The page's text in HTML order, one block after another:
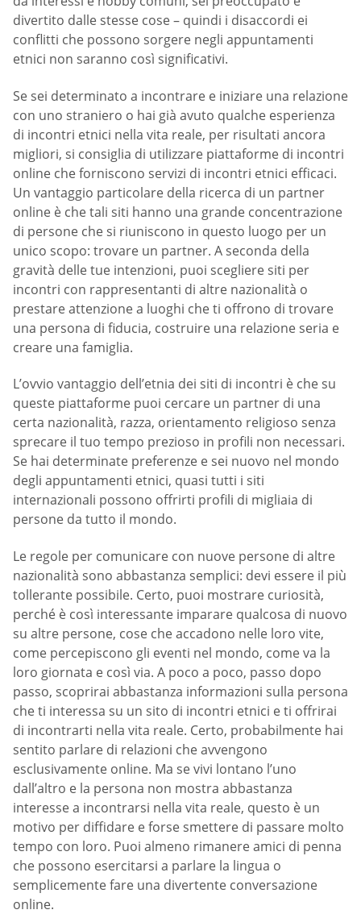
divertito dalle stesse cose – quindi i disaccordi ei
conflitti che possono sorgere negli appuntamenti
etnici non saranno così significativi.
Se sei determinato a incontrare e iniziare una relazione
con uno straniero o hai già avuto qualche esperienza
di incontri etnici nella vita reale, per risultati ancora
migliori, si consiglia di utilizzare piattaforme di incontri
online che forniscono servizi di incontri etnici efficaci.
Un vantaggio particolare della ricerca di un partner
online è che tali siti hanno una grande concentrazione
di persone che si riuniscono in questo luogo per un
unico scopo: trovare un partner. A seconda della
gravità delle tue intenzioni, puoi scegliere siti per
incontri con rappresentanti di altre nazionalità o
prestare attenzione a luoghi che ti offrono di trovare
una persona di fiducia, costruire una relazione seria e
creare una famiglia.
L’ovvio vantaggio dell’etnia dei siti di incontri è che su
queste piattaforme puoi cercare un partner di una
certa nazionalità, razza, orientamento religioso senza
sprecare il tuo tempo prezioso in profili non necessari.
Se hai determinate preferenze e sei nuovo nel mondo
degli appuntamenti etnici, quasi tutti i siti
internazionali possono offrirti profili di migliaia di
persone da tutto il mondo.
Le regole per comunicare con nuove persone di altre
nazionalità sono abbastanza semplici: devi essere il più
tollerante possibile. Certo, puoi mostrare curiosità,
perché è così interessante imparare qualcosa di nuovo
su altre persone, cose che accadono nelle loro vite,
come percepiscono gli eventi nel mondo, come va la
loro giornata e così via. A poco a poco, passo dopo
passo, scoprirai abbastanza informazioni sulla persona
che ti interessa su un sito di incontri etnici e ti offrirai
di incontrarti nella vita reale. Certo, probabilmente hai
sentito parlare di relazioni che avvengono
esclusivamente online. Ma se vivi lontano l’uno
dall’altro e la persona non mostra abbastanza
interesse a incontrarsi nella vita reale, questo è un
motivo per diffidare e forse smettere di passare molto
tempo con loro. Puoi almeno rimanere amici di penna
che possono esercitarsi a parlare la lingua o
semplicemente fare una divertente conversazione
online.